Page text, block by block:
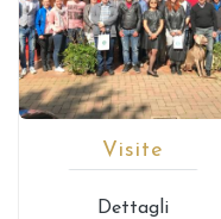
Visite
Dettagli